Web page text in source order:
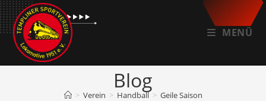
Zum
Inhalt
springen
MENÜ
Blog
> Verein > Handball > Geile Saison